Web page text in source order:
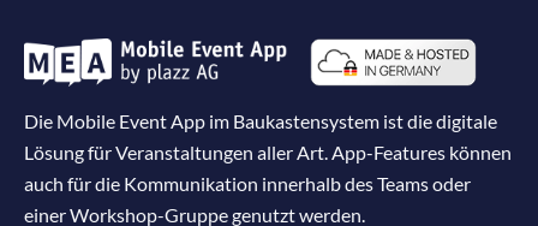
Die Mobile Event App im Baukastensystem ist die digitale
Lösung für Veranstaltungen aller Art. App-Features können
auch für die Kommunikation innerhalb des Teams oder
einer Workshop-Gruppe genutzt werden.